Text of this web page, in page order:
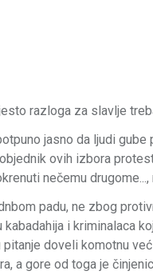
razloga za slavlje
jasno da ljudi
ovih izbora
nečemu drugome...,
padu, ne zbog
i kriminalaca
doveli komotnu
a gore od toga je